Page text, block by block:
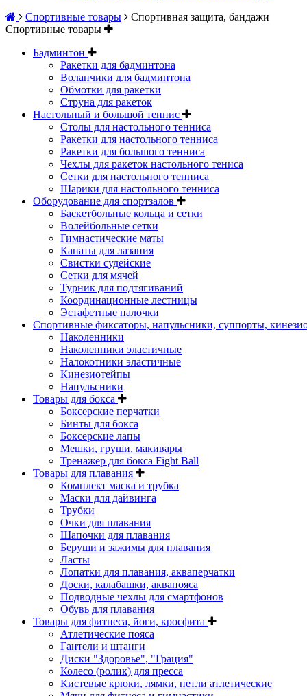
Спортивные товары
Спортивная защита, бандажи
Спортивные товары
Бадминтон
Ракетки для бадминтона
Воланчики для бадминтона
Обмотки для ракетки
Струна для ракеток
Настольный и большой теннис
Столы для настольного тенниса
Ракетки для настольного тенниса
Ракетки для большого тенниса
Чехлы для ракеток настольного тениса
Сетки для настольного тенниса
Шарики для настольного тенниса
Оборудование для спортзалов
Баскетбольные кольца и сетки
Волейбольные сетки
Гимнастические маты
Канаты для лазания
Свистки судейские
Сетки для мячей
Турник для подтягиваний
Координационные лестницы
Эстафетные палочки
Спортивные фиксаторы, напульсники, суппорты,
Наколенники
Наколенники эластичные
Налокотники эластичные
Кинезиотейпы
Напульсники
Товары для бокса
Боксерские перчатки
Бинты для бокса
Боксерские лапы
Мешки, груши, макивары
Тренажер для бокса Fight Ball
Товары для плавания
Комплект маска и трубка
Маски для дайвинга
Трубки
Очки для плавания
Шапочки для плавания
Беруши и зажимы для плавания
Ласты
Лопатки для плавания, акваперчатки
Доски, калабашки, аквапояса
Подводные чехлы для смартфонов
Обувь для плавания
Товары для фитнеса, йоги, кросфита
Атлетические пояса
Гантели и штанги
Диски "Здоровье", "Грация"
Колесо (ролик) для пресса
Кистевые крюки, лямки, петли атлетические